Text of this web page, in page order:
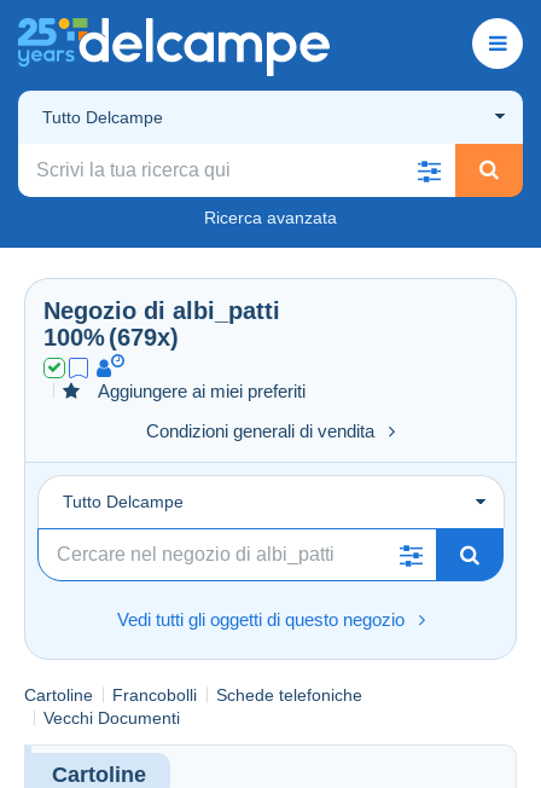
Tutto Delcampe
Ricerca avanzata
Negozio di albi_patti
100%(679x)
Aggiungere ai miei preferiti
Condizioni generali di vendita
Tutto Delcampe
Vedi tutti gli oggetti di questo negozio
Cartoline Francobolli
Schede telefoniche
Vecchi Documenti
Cartoline